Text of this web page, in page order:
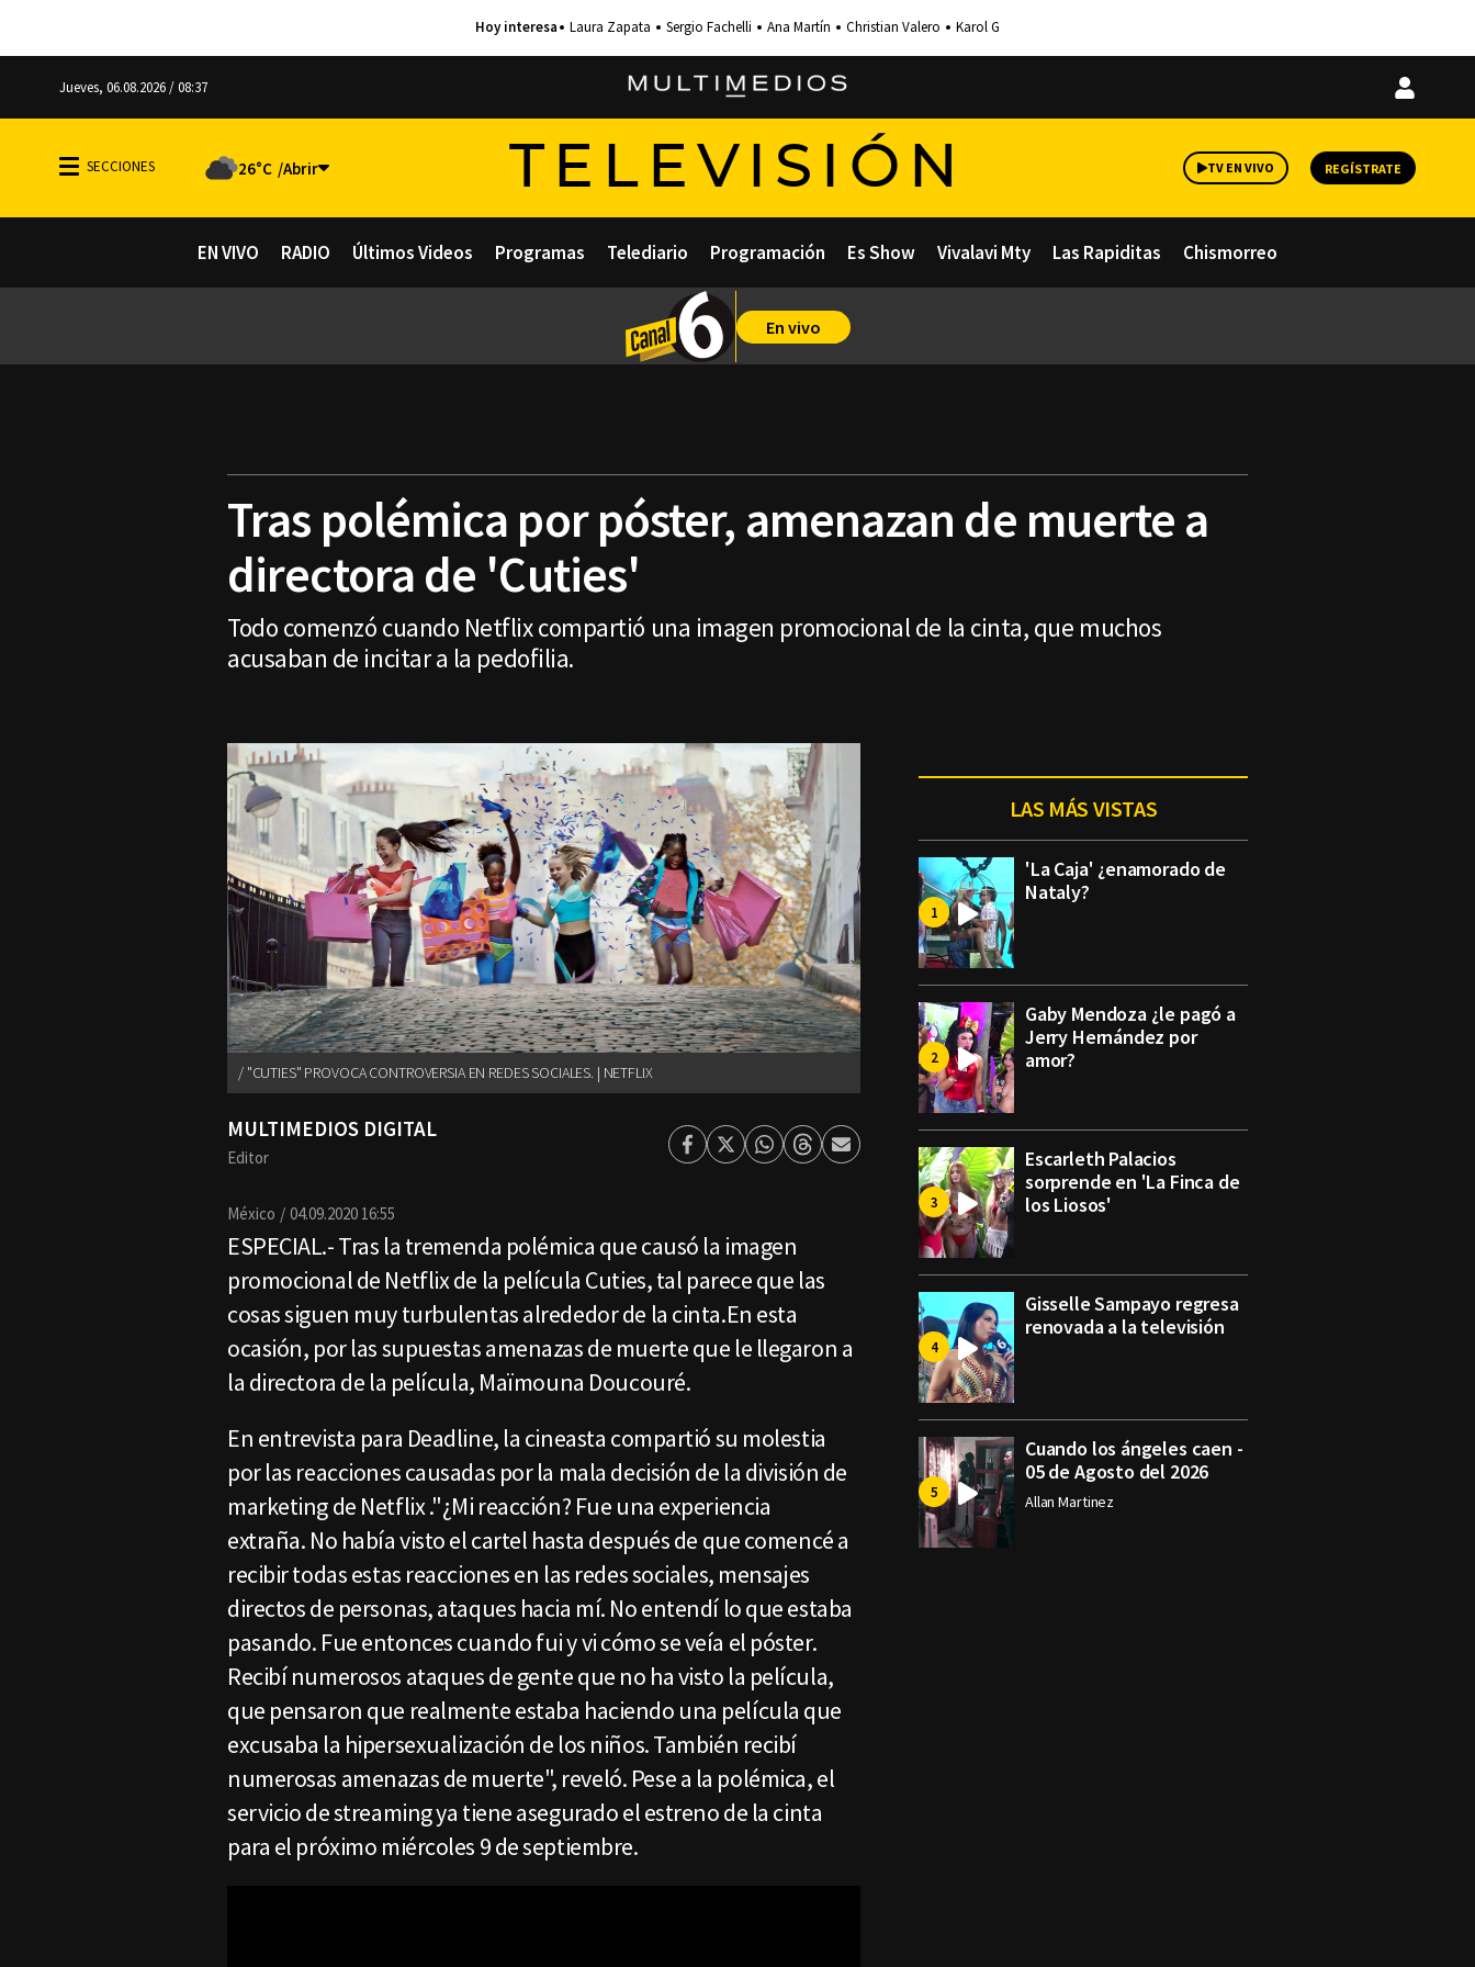
Laura Zapata Sergio Fachelli Ana Martín Christian Valero Karol G
Jueves, 06.08.2026 / 08:37
Iniciar
26°C TELEVISIÓN TV EN VIVO REGÍSTRATE
EN VIVO RADIO Últimos Videos Programas Telediario Programación Es Show Vivalavi Mty Las Rapiditas Chismorreo
En vivo
Tras polémica por póster, amenazan de muerte a
directora de 'Cuties'
Todo comenzó cuando Netflix compartió una imagen promocional de la cinta, que muchos
acusaban de incitar a la pedofilia.
"CUTIES" PROVOCA CONTROVERSIA EN REDES SOCIALES. | NETFLIX
MULTIMEDIOS DIGITAL
Editor Facebook
TwitterWhatsapp
ThreadsEnviar
México 04.09.2020 16:55
ESPECIAL.- Tras la tremenda polémica que causó la imagen
promocional de Netflix de la película Cuties, tal parece que las
cosas siguen muy turbulentas alrededor de la cinta.En esta
ocasión, por las supuestas amenazas de muerte que le llegaron a
la directora de la película, Maïmouna Doucouré.
En entrevista para Deadline, la cineasta compartió su molestia
por las reacciones causadas por la mala decisión de la división de
marketing de Netflix ."¿Mi reacción? Fue una experiencia
extraña. No había visto el cartel hasta después de que comencé a
recibir todas estas reacciones en las redes sociales, mensajes
directos de personas, ataques hacia mí. No entendí lo que estaba
pasando. Fue entonces cuando fui y vi cómo se veía el póster.
Recibí numerosos ataques de gente que no ha visto la película,
que pensaron que realmente estaba haciendo una película que
excusaba la hipersexualización de los niños. También recibí
numerosas amenazas de muerte", reveló. Pese a la polémica, el
servicio de streaming ya tiene asegurado el estreno de la cinta
para el próximo miércoles 9 de septiembre.
LAS MÁS VISTAS
'La Caja' ¿enamorado de
Nataly?
Gaby Mendoza ¿le pagó a
Jerry Hernández por
amor?
Escarleth Palacios
sorprende en 'La Finca de
los Liosos'
Gisselle Sampayo regresa
renovada a la televisión
Cuando los ángeles caen -
05 de Agosto del 2026
Allan Martinez